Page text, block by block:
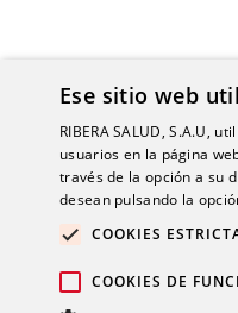
Ese sitio web
RIBERA SALUD, S.A.U,
usuarios en la página
través de la opción a su
desean pulsando la
COOKIES
COOKIES DE